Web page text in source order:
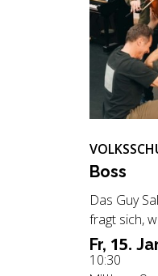
Fr, 15.
10:30
Boss
Das Guy
fragt sich,